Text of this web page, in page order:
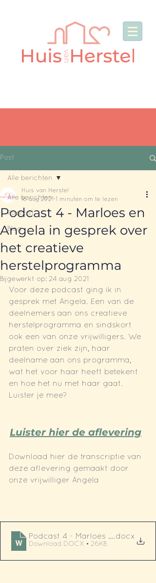
Post
Alle berichten
Podcast
Blog
Alle berichten
Podcast 4 - Marloes en
Angela in gesprek over
het creatieve
herstelprogramma
Huis van Herstel
16 aug 2021
1 minuten om te lezen
Bijgewerkt op: 24 aug 2021
Voor deze podcast ging ik in
gesprek met Angela. Een van de
deelnemers aan ons creatieve
herstelprogramma en sindskort
ook een van onze vrijwilligers. We
praten over ziek zijn, haar
deelname aan ons programma,
wat het voor haar heeft betekent
en hoe het nu met haar gaat.
Luister je mee?
Luister hier de aflevering
Download hier de transcriptie van
deze aflevering gemaakt door
onze vrijwilliger Angela
Podcast 4 - Marloes en Angela
.docx
Download DOCX • 26KB